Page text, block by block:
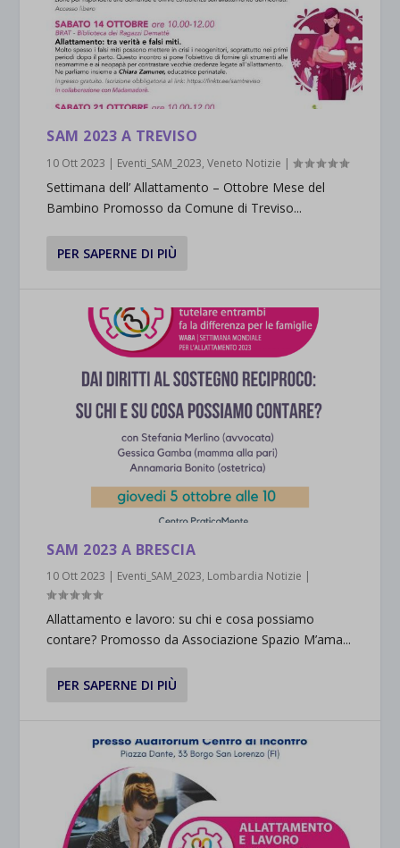
SAM 2023 A TREVISO
10 Ott 2023 | Eventi_SAM_2023,Veneto Notizie |
Settimana dell’ Allattamento – Ottobre Mese del
Bambino Promosso da Comune di Treviso...
PER SAPERNE DI PIÙ
SAM 2023 A BRESCIA
10 Ott 2023 | Eventi_SAM_2023, Lombardia Notizie |
Allattamento e lavoro: su chi e cosa possiamo
contare? Promosso da Associazione Spazio M’ama...
PER SAPERNE DI PIÙ